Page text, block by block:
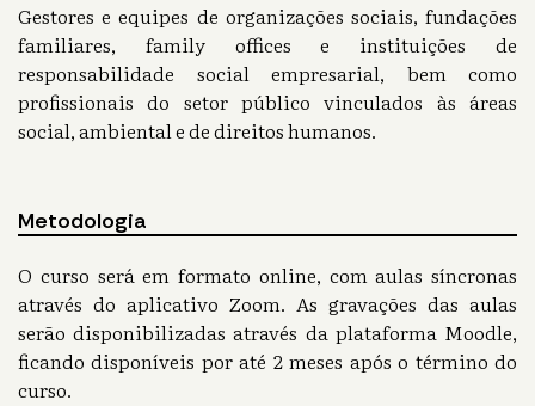
Gestores e equipes de organizações sociais, fundações
familiares, family offices e instituições de
responsabilidade social empresarial, bem como
profissionais do setor público vinculados às áreas
social, ambiental e de direitos humanos.
Metodologia
O curso será em formato online, com aulas síncronas
através do aplicativo Zoom. As gravações das aulas
serão disponibilizadas através da plataforma Moodle,
ficando disponíveis por até 2 meses após o término do
curso.